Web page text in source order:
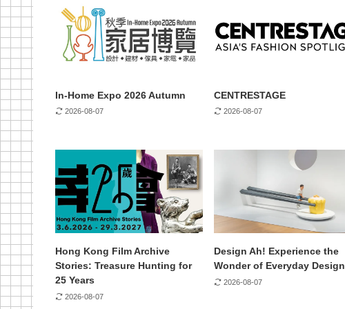
In-Home Expo 2026 Autumn
2026-08-07
CENTRESTAGE
2026-08-07
Hong Kong Film Archive
Stories: Treasure Hunting for
25 Years
2026-08-07
Design Ah! Experience the
Wonder of Everyday Design
2026-08-07